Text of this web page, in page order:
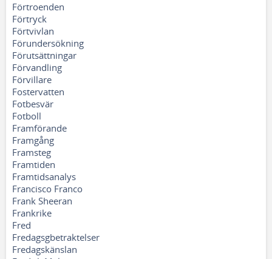
Förtroenden
Förtryck
Förtvivlan
Förundersökning
Förutsättningar
Förvandling
Förvillare
Fostervatten
Fotbesvär
Fotboll
Framförande
Framgång
Framsteg
Framtiden
Framtidsanalys
Francisco Franco
Frank Sheeran
Frankrike
Fred
Fredagsgbetraktelser
Fredagskänslan